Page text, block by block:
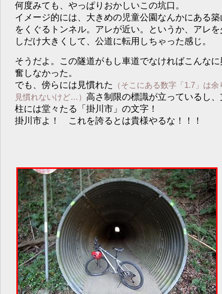
何度みても、やっぱりおかしいこの坑口。
イメージ的には、大きめの児童公園なんかにある築
をくぐるトンネル。アレが近い。というか、アレを
しだけ大きくして、公道に転用しちゃった感じ。
そうだよ。この隧道がもし車道でなければこんなに
奮しなかった。
でも、傍らには見慣れた
（そこにある数字「1.7」は余
見慣れないけど…） 高さ制限の標識が立っているし、
柱には堂々たる「掛川市」の文字！
掛川市よ！ これを誇るとは貴様やるな！！！